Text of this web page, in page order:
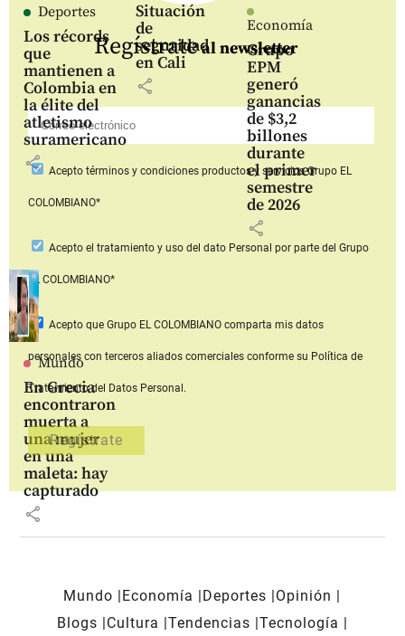
Deportes
Los récords
que
mantienen a
Colombia en
la élite del
atletismo
suramericano
share
Situación
de
seguridad
en Cali
share
Economía
Grupo
EPM
generó
ganancias
de $3,2
billones
durante
el primer
semestre
de 2026
share
Mundo
En Grecia
encontraron
muerta a
una mujer
en una
maleta: hay
capturado
share
Regístrateal newsletter
Aceptotérminos y condiciones productos y serviciosGrupo EL
COLOMBIANO*
Acepto el tratamiento y uso del dato Personal por parte del Grupo
EL COLOMBIANO*
Acepto que Grupo EL COLOMBIANOcomparta mis datos
personales con terceros aliados comerciales conforme su Política de
Tratamiento del Datos Personal.
Mundo Economía Deportes
Opinión
Blogs
Cultura Tendencias Tecnología